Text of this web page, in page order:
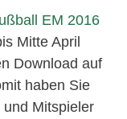
EM 2016
Mitte April
Download auf
haben Sie
Mitspieler